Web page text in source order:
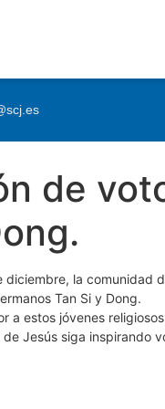
de
la comunidad
Tan Si y Dong.
a estos jóvenes
Jesús siga inspirando